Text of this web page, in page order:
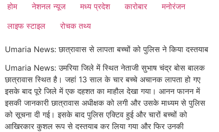
होम नेशनल न्यूज मध्य प्रदेश कारोबार
मनोरंजन
लाइफ स्टाइल
रोचक तथ्य
Umaria News: छात्रावास से लापता बच्चों को पुलिस ने किया दस्तयाब
Umaria News: उमरिया जिले में स्थित नेताजी सुभाष चंद्र बोस बालक
छात्रावास स्थित है। जहां 13 साल के चार बच्चे अचानक लापता हो गए
इसके बाद पूरे जिले में एक दहशत का माहौल देखा गया। आनन फानन में
इसकी जानकारी छात्रावास अधीक्षक को लगी और उसके माध्यम से पुलिस
को सूचना दी गई। इसके बाद पुलिस एक्टिव हुई और चारों बच्चों को
आखिरकार कुशल रूप से दस्तयाब कर लिया गया और फिर उनकी